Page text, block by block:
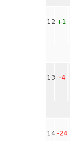
12 +1
13 -4
14 -24